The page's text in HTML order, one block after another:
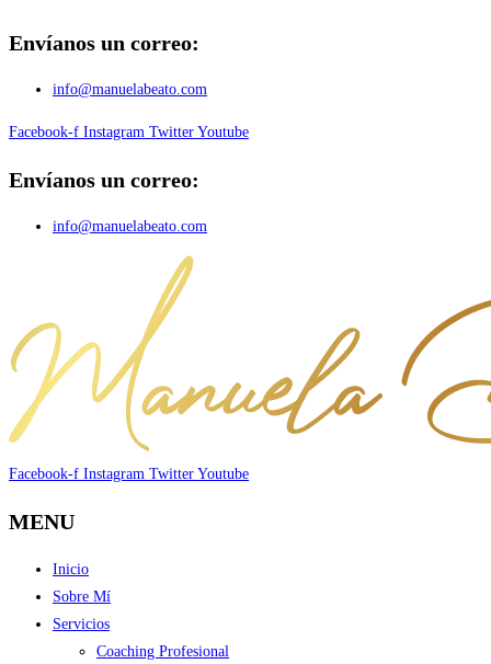
Ir
contenido
Envíanos un correo:
info@manuelabeato.com
Facebook-f Instagram Twitter Youtube
Envíanos un correo:
info@manuelabeato.com
Facebook-f Instagram Twitter Youtube
MENU
Inicio
Sobre Mí
Servicios
Coaching Profesional